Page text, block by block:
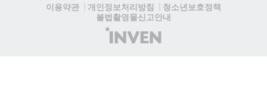
이용약관
개인정보처리방침
청소년보호정책
불법촬영물신고안내
(주)
인